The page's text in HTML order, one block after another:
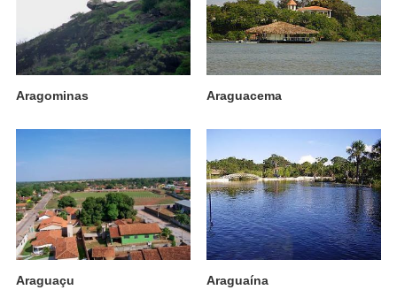
Aragominas Araguacema
Araguaçu Araguaína